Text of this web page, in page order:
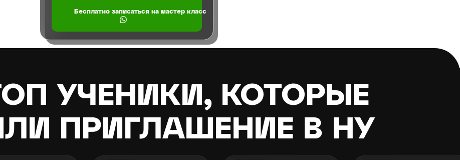
⠀⠀⠀Бесплатно записаться на мастер класс
УЧЕНИКИ, КОТОРЫЕ
ПРИГЛАШЕНИЕ В НУ